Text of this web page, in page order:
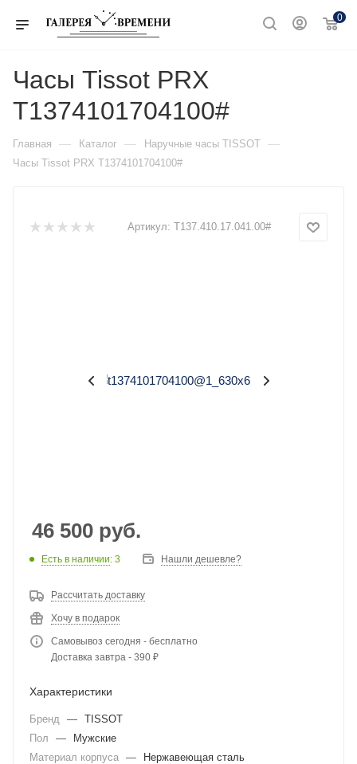
0
Часы Tissot PRX
T1374101704100#
Главная — Каталог — Наручные часы TISSOT —
Часы Tissot PRX T1374101704100#
Артикул: T137.410.17.041.00#
46 500 руб.
Есть в наличии: 3 Нашли дешевле?
Рассчитать доставку
Хочу в подарок
Самовывоз сегодня - бесплатно
Доставка завтра - 390 ₽
Характеристики
Бренд — TISSOT
Пол
—
Мужские
Материал корпуса —
Нержавеющая сталь